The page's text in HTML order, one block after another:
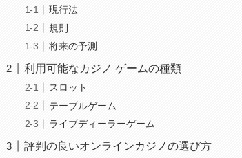
現行法
規則
将来の予測
利用可能なカジノ ゲームの種類
スロット
テーブルゲーム
ライブディーラーゲーム
評判の良いオンラインカジノの選び方